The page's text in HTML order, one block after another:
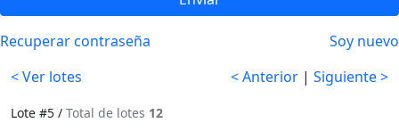
Recuperar contraseña
Soy nuevo
< Ver lotes
< Anterior | Siguiente >
Lote #5 / Total de lotes 12